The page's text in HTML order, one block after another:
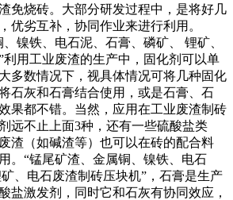
免烧砖。大部分研发过程中，是将好几
优劣互补，协同作业来进行利用。
镍铁、电石泥、石膏、磷矿、 锂矿、
利用工业废渣的生产中，固化剂可以单
多数情况下，视具体情况可将几种固化
石灰和石膏结合使用，或是石膏、石
果都不错。当然，应用在工业废渣制砖
远不止上面3种，还有一些硫酸盐类
渣（如碱渣等）也可以在砖的配合料
。“锰尾矿渣、金属铜、镍铁、电石
、电石废渣制砖压块机”，石膏是生产
盐激发剂，同时它和石灰有协同效应，